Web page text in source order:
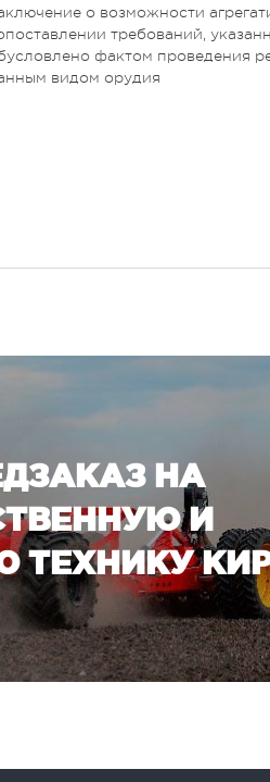
о возможности
требований,
фактом проведения
видом орудия
НА
И